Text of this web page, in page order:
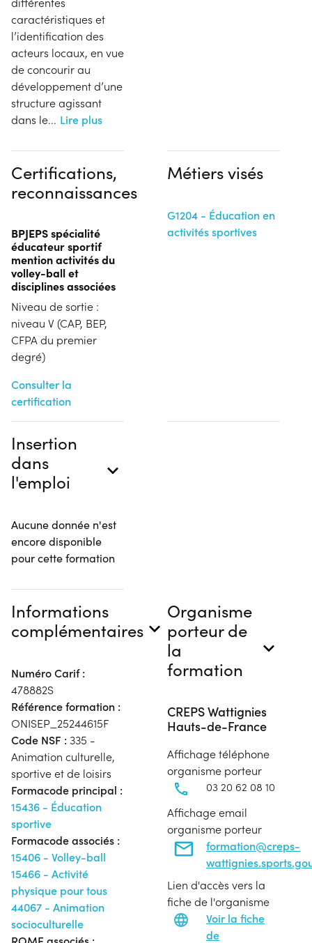
caractéristiques et
l’identification des
acteurs locaux, en vue
de concourir au
développement d’une
structure agissant
dans le... Lire plus
Certifications,
reconnaissances
BPJEPS spécialité
éducateur sportif
mention activités du
volley-ball et
disciplines associées
Niveau de sortie :
niveau V (CAP, BEP,
CFPA du premier
degré)
Consulter la
certification
Métiers visés
G1204 - Éducation en
activités sportives
Insertion
dans
l'emploi
Aucune donnée n'est
encore disponible
pour cette formation
Informations
complémentaires
Numéro Carif :
478882S
Référence formation :
ONISEP_25244615F
Code NSF : 335 -
Animation culturelle,
sportive et de loisirs
Formacode principal :
15436 - Éducation
sportive
Formacode associés :
15406 - Volley-ball
15466 - Activité
physique pour tous
44067 - Animation
socioculturelle
Organisme
porteur de
la
formation
CREPS Wattignies
Hauts-de-France
Affichage téléphone
organisme porteur
03 20 62 08 10
Affichage email
organisme porteur
formation@creps-
Lien d'accès vers la
fiche de l'organisme
Voir la fiche
de